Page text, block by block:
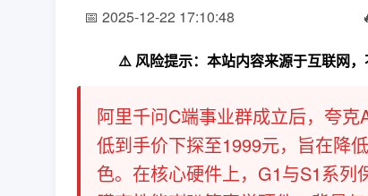
📅 2025-12-22 17:10:48
⚠️ 风险提示：本站内容来源于互联网，
阿里千问C端事业群成立后，夸
低到手价下探至1999元，旨在降
色。在核心硬件上，G1与S1系